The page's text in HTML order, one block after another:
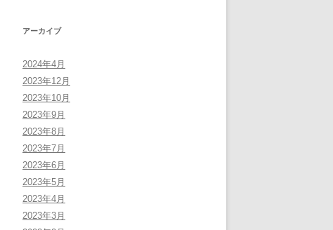
アーカイブ
2024年4月
2023年12月
2023年10月
2023年9月
2023年8月
2023年7月
2023年6月
2023年5月
2023年4月
2023年3月